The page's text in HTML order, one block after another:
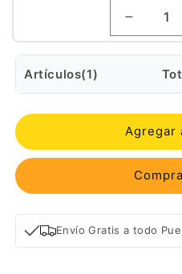
Artículos(1)
Agregar
Envío Gratis a todo